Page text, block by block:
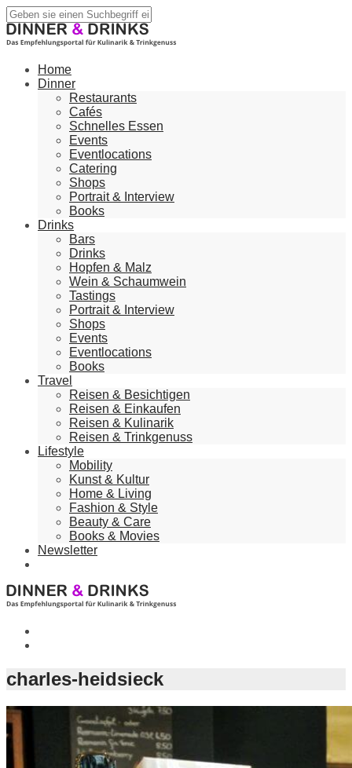
Home
Dinner
Restaurants
Cafés
Schnelles Essen
Events
Eventlocations
Catering
Shops
Portrait & Interview
Books
Drinks
Bars
Drinks
Hopfen & Malz
Wein & Schaumwein
Tastings
Portrait & Interview
Shops
Events
Eventlocations
Books
Travel
Reisen & Besichtigen
Reisen & Einkaufen
Reisen & Kulinarik
Reisen & Trinkgenuss
Lifestyle
Mobility
Kunst & Kultur
Home & Living
Fashion & Style
Beauty & Care
Books & Movies
Newsletter
charles-heidsieck